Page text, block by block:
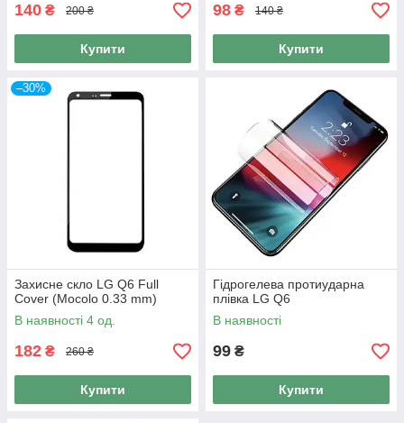
140 ₴ 200 ₴
Купити
98 ₴ 140 ₴
Купити
–30%
Захисне скло LG Q6 Full
Cover (Mocolo 0.33 mm)
В наявності 4 од.
182 ₴ 260 ₴
Купити
Гідрогелева протиударна
плівка LG Q6
В наявності
99 ₴
Купити